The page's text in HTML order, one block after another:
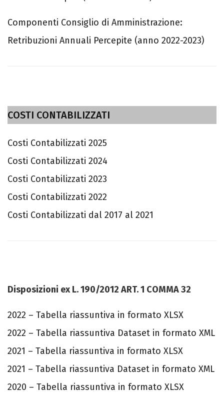
Componenti Consiglio di Amministrazione:
Retribuzioni Annuali Percepite (anno 2022-2023)
COSTI CONTABILIZZATI
Costi Contabilizzati 2025
Costi Contabilizzati 2024
Costi Contabilizzati 2023
Costi Contabilizzati 2022
Costi Contabilizzati dal 2017 al 2021
Disposizioni ex L. 190/2012 ART. 1 COMMA 32
2022 – Tabella riassuntiva in formato XLSX
2022 – Tabella riassuntiva Dataset in formato XML
2021 – Tabella riassuntiva in formato XLSX
2021 – Tabella riassuntiva Dataset in formato XML
2020 – Tabella riassuntiva in formato XLSX